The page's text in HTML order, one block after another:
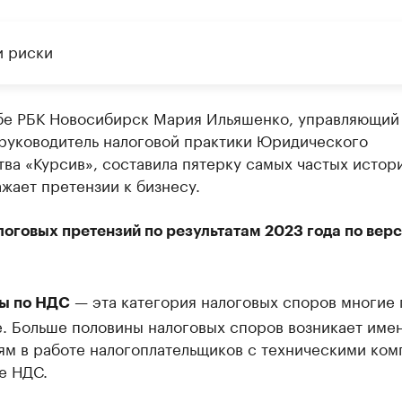
риски
РБК Новосибирск Мария Ильяшенко, управляющий
налоговой практики Юридического
«Курсив», составила пятерку самых частых
претензии к бизнесу.
претензий по результатам 2023 года по
по НДС— эта категория налоговых споров многие
Больше половины налоговых споров возникает
в работе налогоплательщиков с техническими
НДС.